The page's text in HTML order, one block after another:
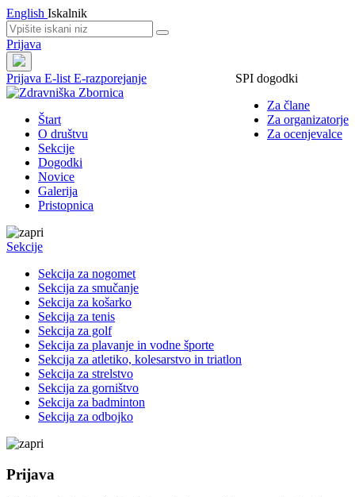
English Iskalnik
Prijava
Prijava
SPI dogodki
Za člane
Za organizatorje
Za ocenjevalce
E-list E-razporejanje
Štart
O društvu
Sekcije
Dogodki
Novice
Galerija
Pristopnica
Sekcije
Sekcija za nogomet
Sekcija za smučanje
Sekcija za košarko
Sekcija za tenis
Sekcija za golf
Sekcija za plavanje in vodne športe
Sekcija za atletiko, kolesarstvo in triatlon
Sekcija za strelstvo
Sekcija za gorništvo
Sekcija za badminton
Sekcija za odbojko
Prijava